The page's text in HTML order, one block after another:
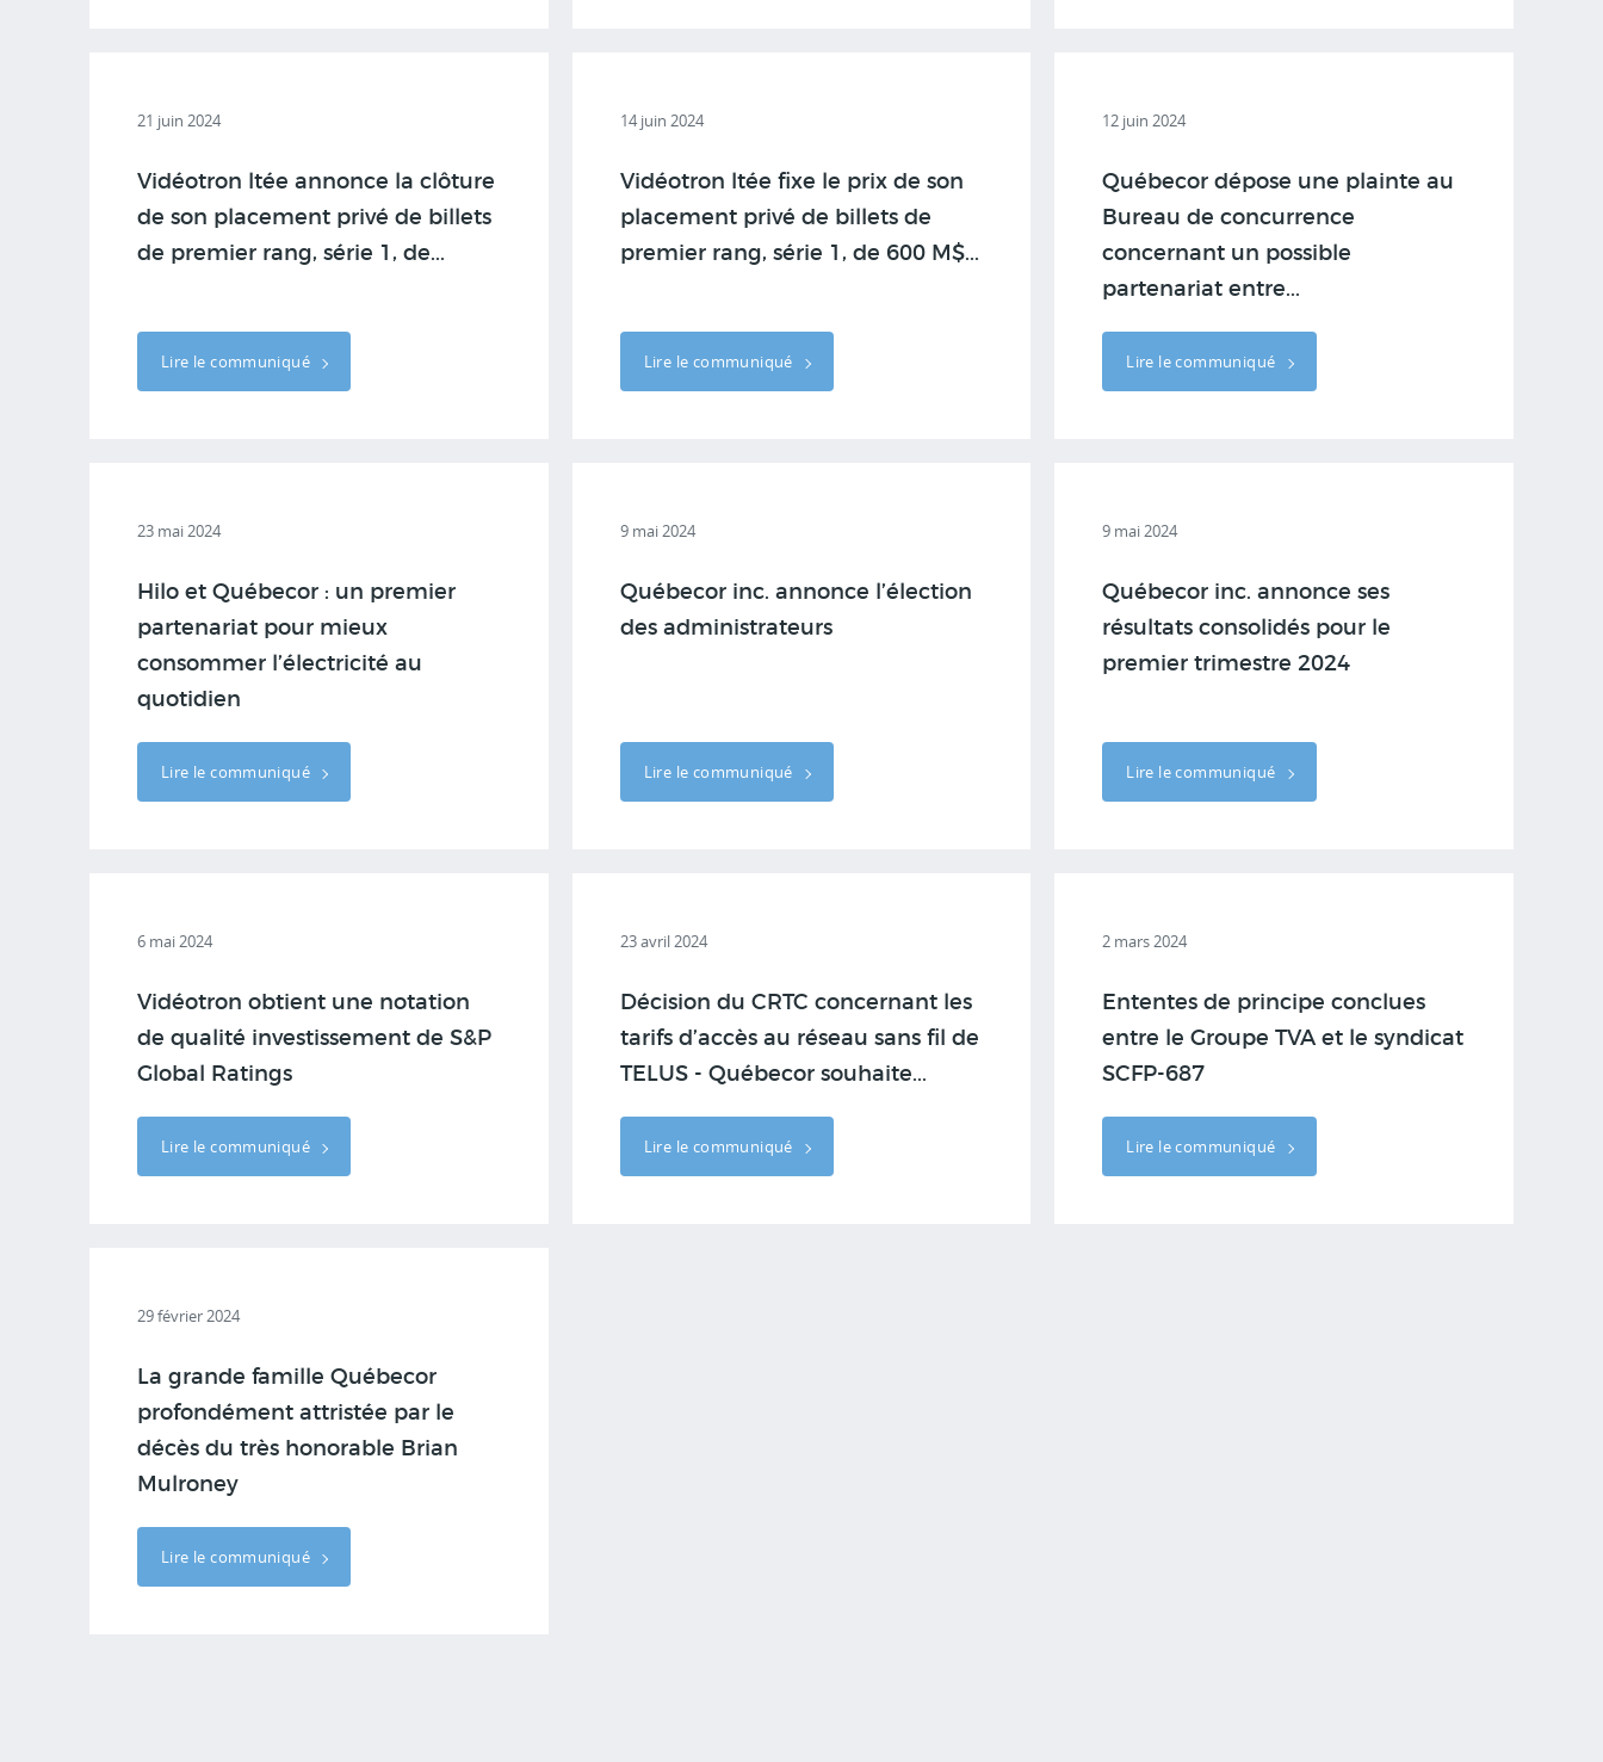
21 juin 2024
Vidéotron ltée annonce la clôture
de son placement privé de billets
de premier rang, série 1, de...
Lire le communiqué
14 juin 2024
Vidéotron ltée fixe le prix de son
placement privé de billets de
premier rang, série 1, de 600 M$...
Lire le communiqué
12 juin 2024
Québecor dépose une plainte au
Bureau de concurrence
concernant un possible
partenariat entre...
Lire le communiqué
23 mai 2024
Hilo et Québecor : un premier
partenariat pour mieux
consommer l’électricité au
quotidien
Lire le communiqué
9 mai 2024
Québecor inc. annonce l’élection
des administrateurs
Lire le communiqué
9 mai 2024
Québecor inc. annonce ses
résultats consolidés pour le
premier trimestre 2024
Lire le communiqué
6 mai 2024
Vidéotron obtient une notation
de qualité investissement de S&P
Global Ratings
Lire le communiqué
23 avril 2024
Décision du CRTC concernant les
tarifs d’accès au réseau sans fil de
TELUS - Québecor souhaite...
Lire le communiqué
2 mars 2024
Ententes de principe conclues
entre le Groupe TVA et le syndicat
SCFP-687
Lire le communiqué
29 février 2024
La grande famille Québecor
profondément attristée par le
décès du très honorable Brian
Mulroney
Lire le communiqué